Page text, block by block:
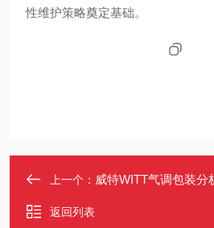
性维护策略奠定基础。
上一个： 威特WITT气调包装分
返回列表